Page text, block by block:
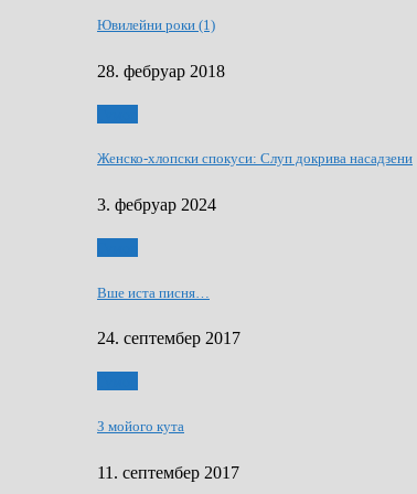
Ювилейни роки (1)
28. фебруар 2018
Женско-хлопски спокуси: Слуп докрива насадзени
3. фебруар 2024
Вше иста писня…
24. септембер 2017
З мойого кута
11. септембер 2017